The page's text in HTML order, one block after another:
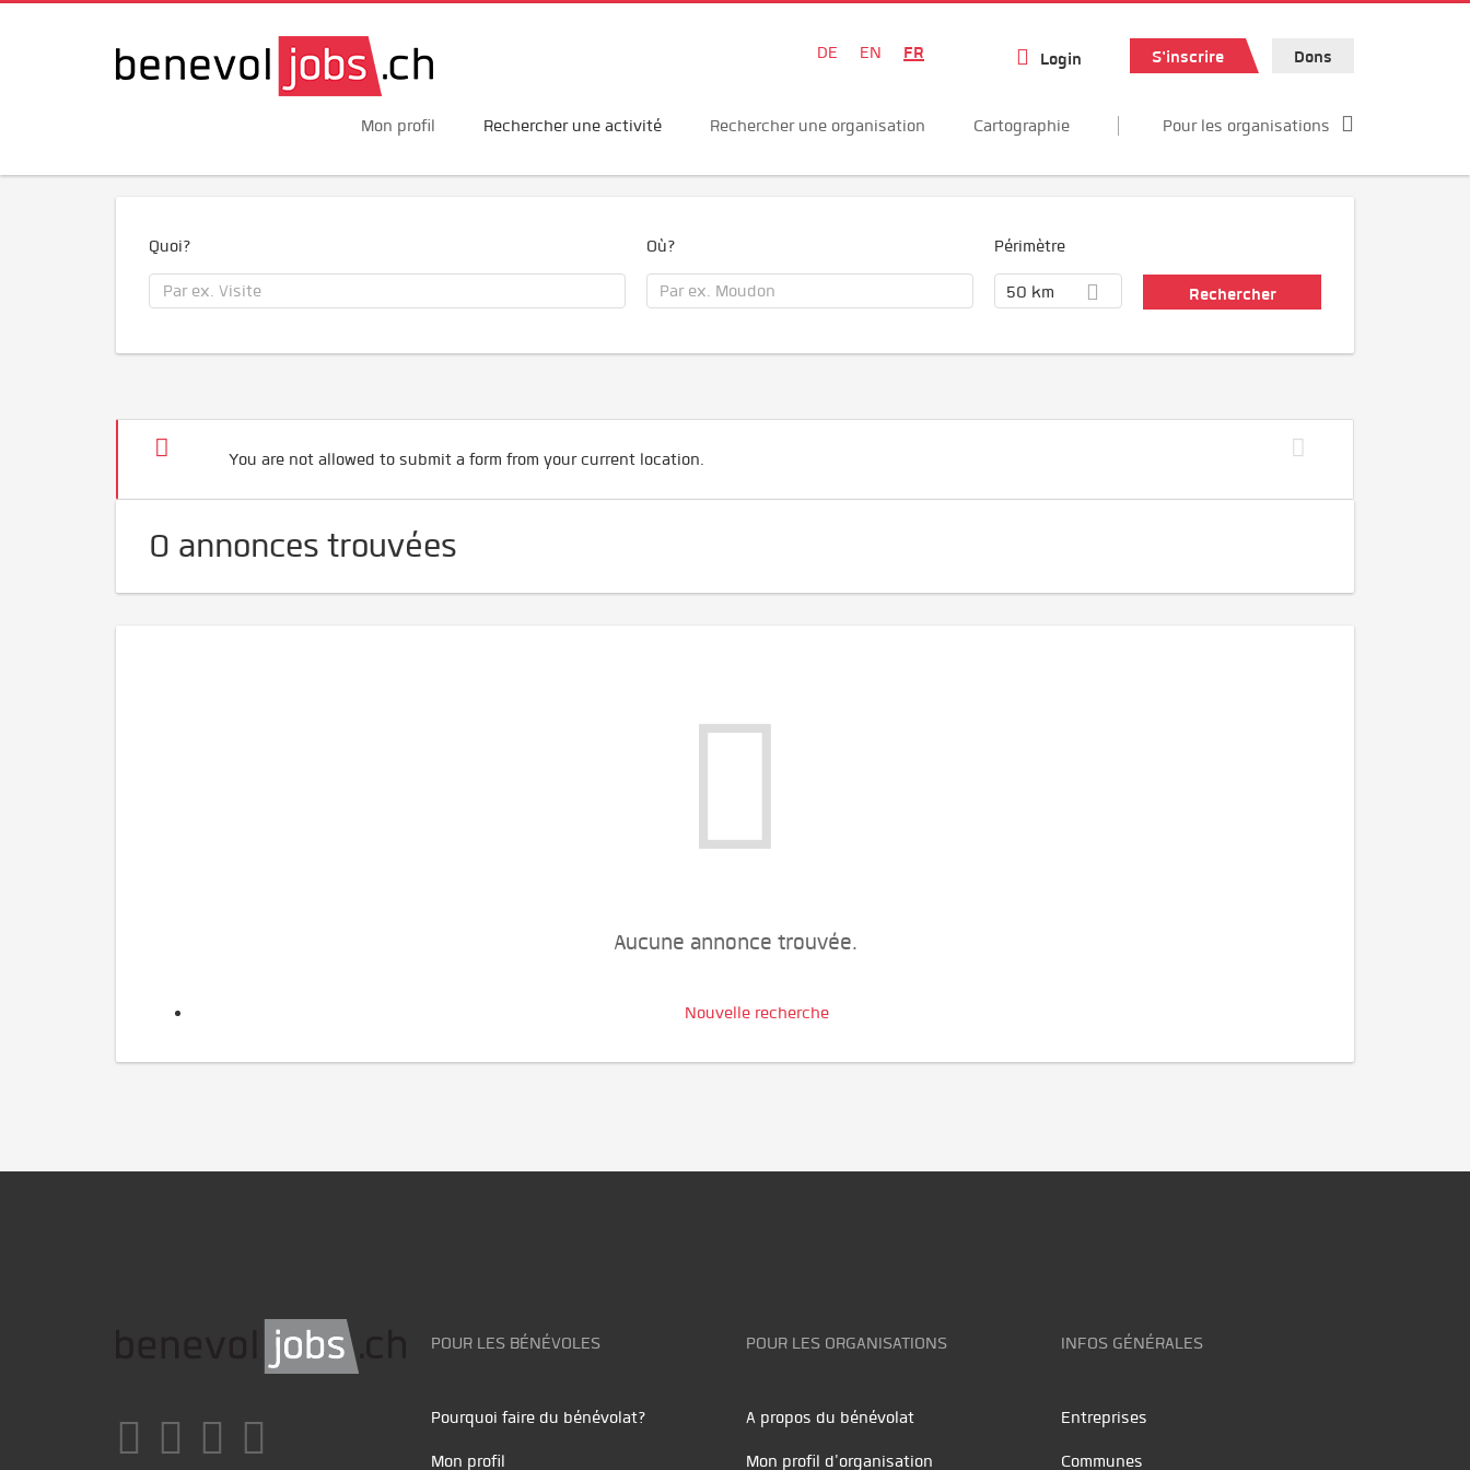
DE EN FR Login S'inscrire Dons
Mon profil Rechercher une activité Rechercher une organisation Cartographie Pour les organisations
Quoi? Où? Périmètre
50 km
You are not allowed to submit a form from your current location.
0 annonces trouvées
Aucune annonce trouvée.
Nouvelle recherche
POUR LES BÉNÉVOLES
Pourquoi faire du bénévolat?
Mon profil
POUR LES ORGANISATIONS
A propos du bénévolat
Mon profil d'organisation
INFOS GÉNÉRALES
Entreprises
Communes